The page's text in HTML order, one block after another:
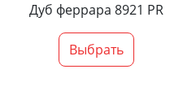
Дуб феррара 8921 PR
Выбрать